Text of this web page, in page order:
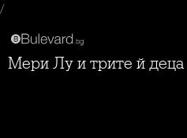
/
Мери Лу и трите й деца